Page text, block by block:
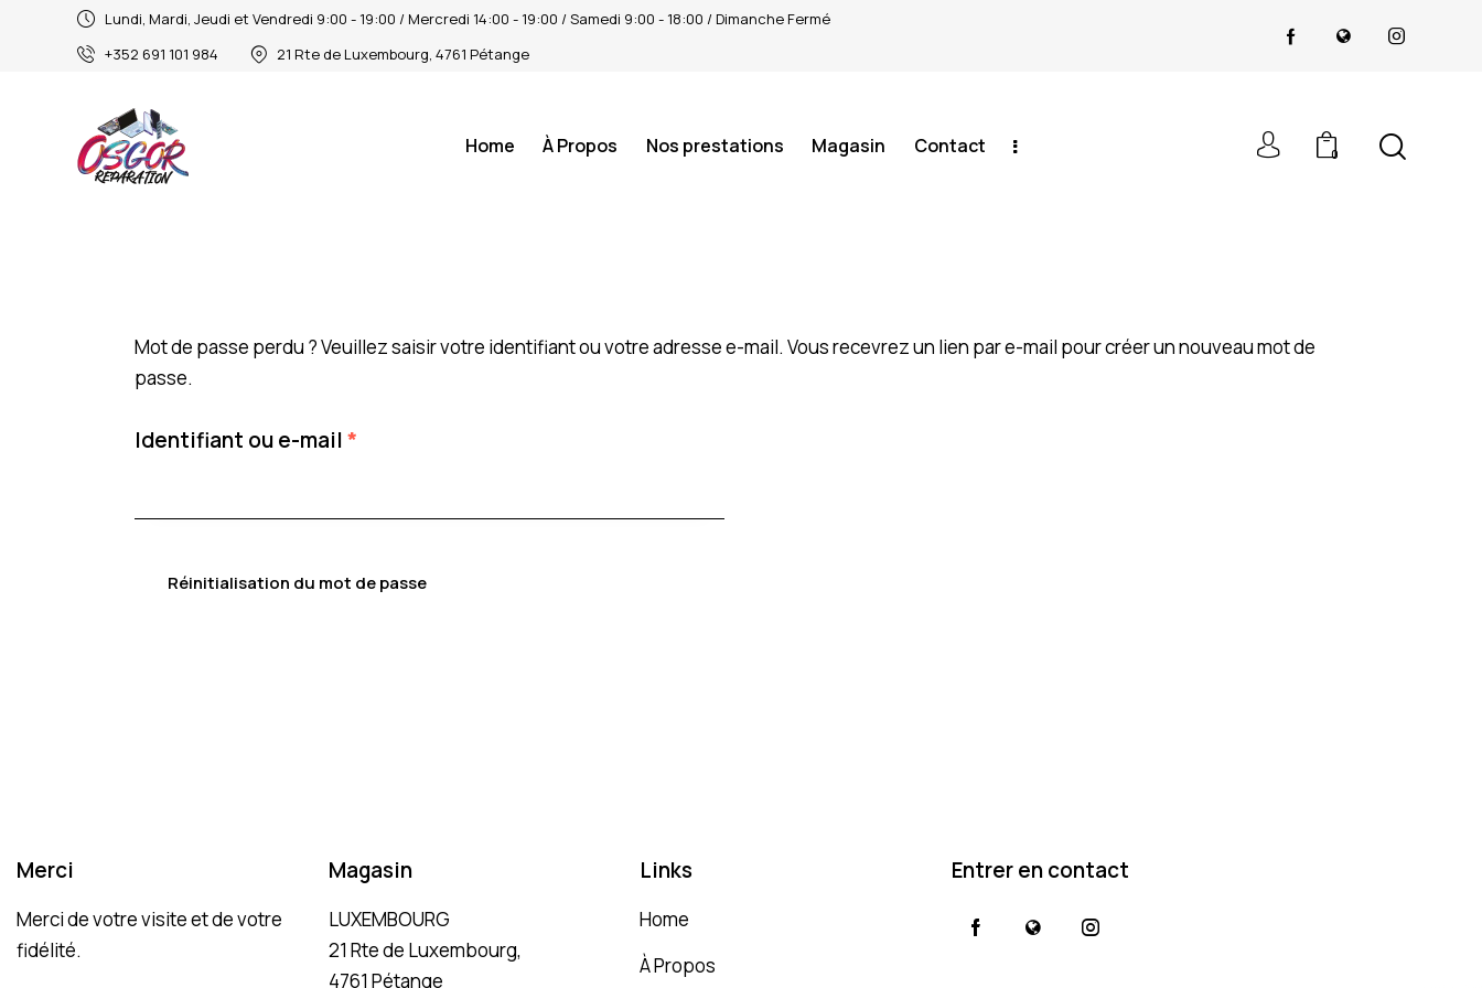
Lundi, Mardi, Jeudi et Vendredi 9:00 - 19:00 / Mercredi 14:00 - 19:00 / Samedi 9:00 - 18:00 / Dimanche Fermé
+352 691 101 984
21 Rte de Luxembourg, 4761 Pétange
Home À Propos Nos prestations Magasin Contact 0
Mot de passe perdu ? Veuillez saisir votre identifiant ou votre adresse e-mail. Vous recevrez un lien par e-mail pour créer un nouveau mot de
passe.
Identifiant ou e-mail*
Réinitialisation du mot de passe
Merci
Merci de votre visite et de votre
fidélité.
Magasin
LUXEMBOURG
21 Rte de Luxembourg,
4761 Pétange
Links
Home
À Propos
Entrer en contact